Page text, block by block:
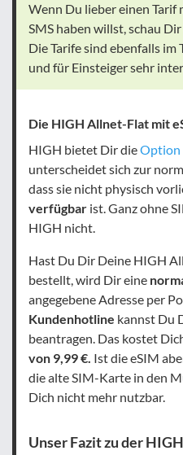
Wenn Du lieber einen
SMS haben willst, schau
Die Tarife sind ebenfalls
und für Einsteiger sehr
Die HIGH Allnet-Flat mit
HIGH bietet Dir dieOption
unterscheidet sich zur
dass sie nicht physisch
verfügbar ist. Ganz ohne
HIGH nicht.
Hast Du Dir Deine HIGH
bestellt, wird Dir eine
angegebene Adresse per
Kundenhotline kannst Du
beantragen. Das kostet
von 9,99 €. Ist die eSIM
die alte SIM-Karte in den
Dich nicht mehr nutzbar.
Unser Fazit zu der